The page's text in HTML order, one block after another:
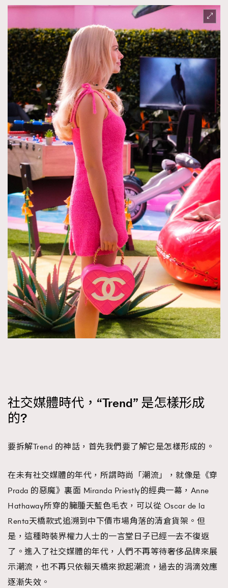
社交媒體時代，“Trend” 是怎樣形成
的?
要拆解Trend 的神話，首先我們要了解它是怎樣形成的。
在未有社交媒體的年代，所謂時尚「潮流」，就像是《穿
Prada 的惡魔》裏面 Miranda Priestly的經典一幕，Anne
Hathaway所穿的臃腫天藍色毛衣，可以從 Oscar de la
Renta天橋款式追溯到中下價市場角落的清倉貨架。但
是，這種時裝界權力人士的一言堂日子已經一去不復返
了。進入了社交媒體的年代，人們不再等待奢侈品牌來展
示潮流，也不再只依賴天橋來掀起潮流，過去的涓滴效應
逐漸失效。